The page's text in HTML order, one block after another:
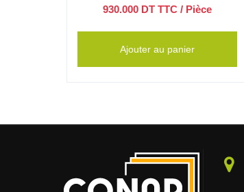
930.000 DT TTC / Pièce
Ajouter au panier